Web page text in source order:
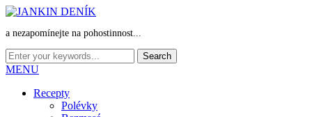
a nezapomínejte na pohostinnost...
MENU
Recepty
Polévky